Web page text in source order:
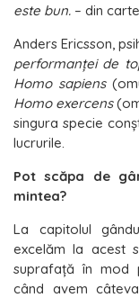
este bun. – din
Anders Ericsson,
performanței de
Homo sapiens
Homo exercens
singura specie
lucrurile.
Pot scăpa de
mintea?
La capitolul
excelăm la acest
suprafaţă în mod
când avem